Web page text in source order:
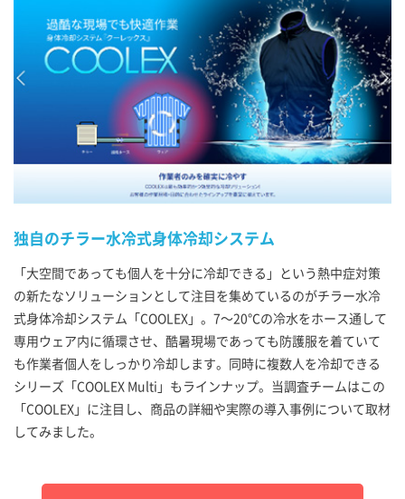
独自のチラー水冷式身体冷却システム
「大空間であっても個人を十分に冷却できる」という熱中症対策
の新たなソリューションとして注目を集めているのがチラー水冷
式身体冷却システム「COOLEX」。7～20℃の冷水をホース通して
専用ウェア内に循環させ、酷暑現場であっても防護服を着ていて
も作業者個人をしっかり冷却します。同時に複数人を冷却できる
シリーズ「COOLEX Multi」もラインナップ。当調査チームはこの
「COOLEX」に注目し、商品の詳細や実際の導入事例について取材
してみました。